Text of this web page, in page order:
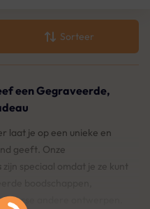
Sorteer
een Gegraveerde,
laat je op een unieke en
geeft. Onze
zijn speciaal omdat je ze kunt
andere ontwerpen.